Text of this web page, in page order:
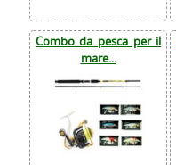
Combo da pesca per il
mare...